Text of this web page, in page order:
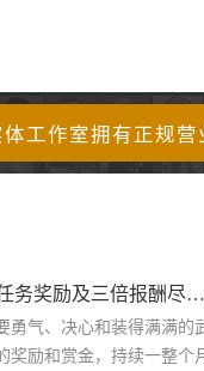
工作室拥有正规
RED DEAD 在线模式赏金任务季 赏金任务奖励及三倍报酬尽在每周精选系列赛，持续一整个月，另有一套灵感来自社区的免费装束及更多内容
勇气、决心和装得满满
奖励和赏金，持续一整个